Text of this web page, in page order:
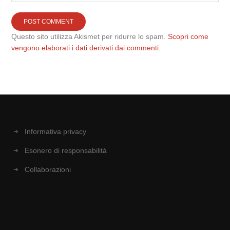
Questo sito utilizza Akismet per ridurre lo spam.Scopri come
vengono elaborati i dati derivati dai commenti
Informativa privacy
Esonero di responsabilità
Collaborazioni